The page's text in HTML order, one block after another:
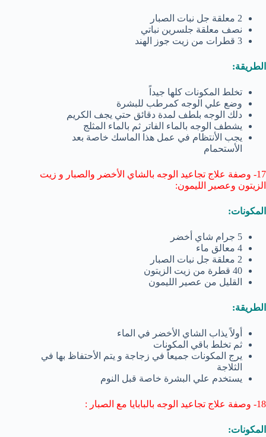
2 معلقة جل نبات الصبار
نصف معلقة جلسرين نباتي
3 قطرات من زيت جوز الهند
الطريقة:
تخلط المكونات كلها جيداً
وضع علي الوجه كمرطب للبشرة
دلك الوجه بلطف لمدة دقائق حتي يجف الكريم
يشطف الوجه بالماء الفاتر ثم بالماء المثلج
يجب الأنتظام في عمل هذا الماسك خاصة بعد
الأستحمام
17- وصفة علاج تجاعيد الوجه بالشاي الأخضر والصبار و زيت
الزيتون وعصير الليمون:
المكونات:
5 جرام شاي أخضر
4 معالق ماء
2 معلقة جل نبات الصبار
40 قطرة من زيت الزيتون
القليل من عصير الليمون
الطريقة:
أولاً يذاب الشاي الأخضر في الماء
ثم تخلط باقي المكونات
يرج المكونات جميعاً في زجاجة و يتم الأحتفاظ بها في
الثلاجة
يستخدم علي البشرة خاصة قبل النوم
18- وصفة علاج تجاعيد الوجه بالبابايا مع الصبار :
المكونات: